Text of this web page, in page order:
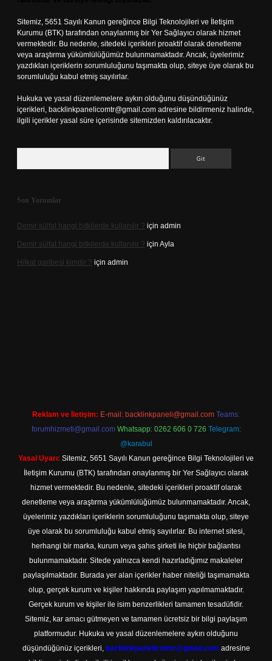
Sitemiz, 5651 Sayılı Kanun gereğince Bilgi Teknolojileri ve İletişim
Kurumu (BTK) tarafından onaylanmış bir Yer Sağlayıcı olarak hizmet
vermektedir. Bu nedenle, sitedeki içerikleri proaktif olarak denetleme
veya araştırma yükümlülüğümüz bulunmamaktadır. Ancak, üyelerimiz
yazdıkları içeriklerin sorumluluğunu taşımakta olup, siteye üye olarak bu
sorumluluğu kabul etmiş sayılırlar.
Hukuka ve yasal düzenlemelere aykırı olduğunu düşündüğünüz
içerikleri, backlinkpanelicomtr@gmail.com adresine bildirmeniz halinde,
ilgili içerikler yasal süre içerisinde sitemizden kaldırılacaktır.
Son Yorumlar
Demir sülfat hangi bitkilerde kullanılır ? için admin
Demir sülfat hangi bitkilerde kullanılır ? için Ayla
Hilkat garibesi kimdir ? için admin
Reklam ve İletişim: E-mail: backlinkpaneli@gmail.com Teams:
forumhizmeti@gmail.com Whatsapp: 0262 606 0 726 Telegram:
@karabul
Yasal Uyarı: Sitemiz, 5651 Sayılı Kanun gereğince Bilgi Teknolojileri ve
İletişim Kurumu (BTK) tarafından onaylanmış bir Yer Sağlayıcı olarak
hizmet vermektedir. Bu nedenle, sitedeki içerikleri proaktif olarak
denetleme veya araştırma yükümlülüğümüz bulunmamaktadır. Ancak,
üyelerimiz yazdıkları içeriklerin sorumluluğunu taşımakta olup, siteye
üye olarak bu sorumluluğu kabul etmiş sayılırlar. Bu internet sitesi,
herhangi bir marka, kurum veya şahıs şirketi ile hiçbir bağlantısı
bulunmamaktadır. Sitede yalnızca kendi hazırladığımız makaleler
paylaşılmaktadır. Burada yer alan içerikler haber niteliği taşımamakta
olup, gerçek kurum ve kişiler hakkında paylaşım yapılmamaktadır.
Gerçek kurum ve kişiler ile isim benzerlikleri tamamen tesadüfidir.
Sitemiz, kar amacı gütmeyen ve tamamen ücretsiz bir bilgi paylaşım
platformudur. Hukuka ve yasal düzenlemelere aykırı olduğunu
düşündüğünüz içerikleri, backlinkpanelicomtr@gmail.com adresine